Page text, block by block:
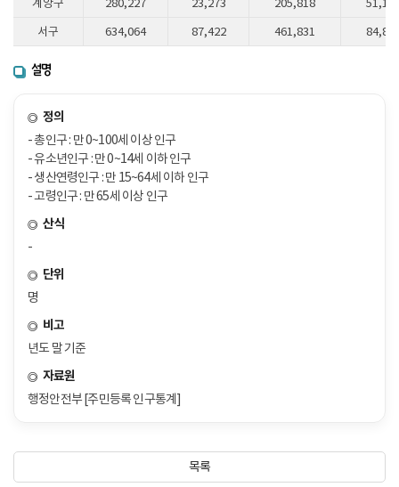
계양구
280,227 23,273 205,818
서구
634,064 87,422 461,831
설명
정의
- 총인구 : 만 0~100세 이상 인구
- 유소년인구 : 만 0~14세 이하 인구
- 생산연령인구 : 만 15~64세 이하 인구
- 고령인구 : 만 65세 이상 인구
산식
-
단위
명
비고
년도 말 기준
자료원
행정안전부 [주민등록 인구통계]
목록